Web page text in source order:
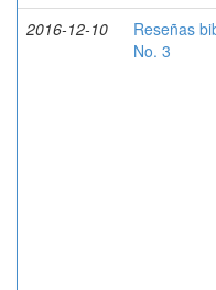
2016-12-10
Reseñas
No. 3